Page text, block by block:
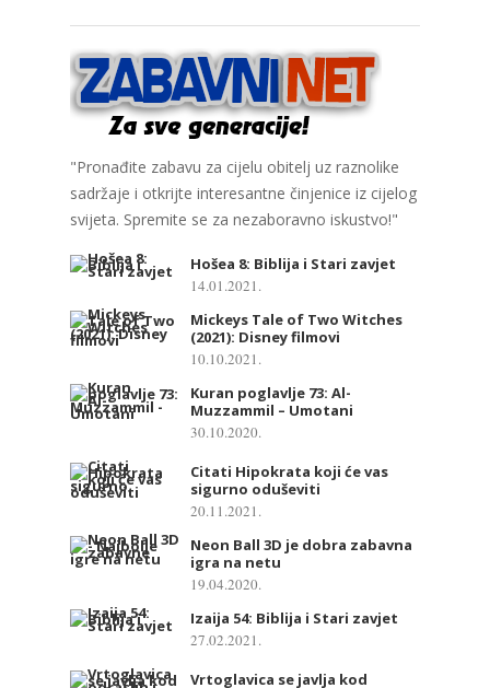
"Pronađite zabavu za cijelu obitelj uz raznolike
sadržaje i otkrijte interesantne činjenice iz cijelog
svijeta. Spremite se za nezaboravno iskustvo!"
Hošea 8: Biblija i Stari zavjet
14.01.2021.
Mickeys Tale of Two Witches
(2021): Disney filmovi
10.10.2021.
Kuran poglavlje 73: Al-
Muzzammil – Umotani
30.10.2020.
Citati Hipokrata koji će vas
sigurno oduševiti
20.11.2021.
Neon Ball 3D je dobra zabavna
igra na netu
19.04.2020.
Izaija 54: Biblija i Stari zavjet
27.02.2021.
Vrtoglavica se javlja kod